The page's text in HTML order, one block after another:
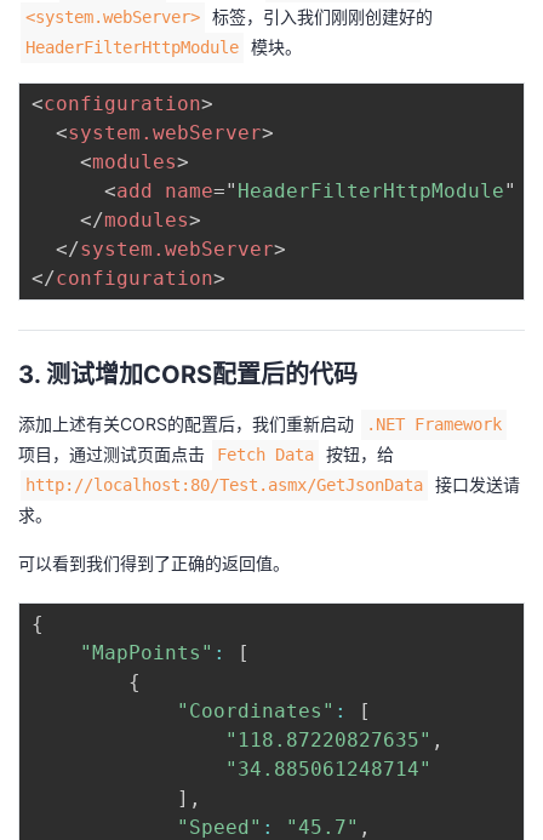
<system.webServer> 标签，引入我们刚刚创建好的
HeaderFilterHttpModule 模块。
<configuration>
<system.webServer>
<modules>
<add name=" HeaderFilterHttpModule"
</modules>
</system.webServer>
</configuration>
3. 测试增加CORS配置后的代码
添加上述有关CORS的配置后，我们重新启动 .NET Framework
项目，通过测试页面点击 Fetch Data 按钮，给
http://localhost:80/Test.asmx/GetJsonData
接口发送请
求。
可以看到我们得到了正确的返回值。
{
"MapPoints" :
[
{
"Coordinates" :
[
"118.87220827635" ,
"34.885061248714"
] ,
"Speed" : "45.7" ,